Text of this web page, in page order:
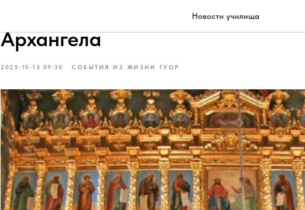
Новости училища
Экскурсия студентов ГУОР в
Архангела
2025-10-13 09:30 СОБЫТИЯ ИЗ ЖИЗНИ ГУОР